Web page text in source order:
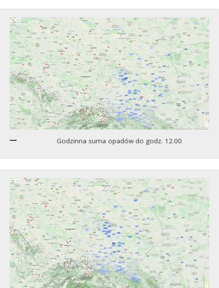
Godzinna suma opadów do godz. 12.00